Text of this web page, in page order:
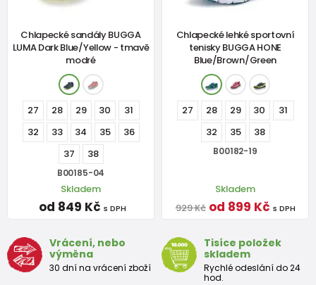
Chlapecké sandály BUGGA
LUMA Dark Blue/Yellow - tmavě
modré
27 28 29 30
31
32
33 34 35
36
37
38
B00185-04
Skladem
od 849 Kč s DPH
Chlapecké lehké sportovní
tenisky BUGGA HONE
Blue/Brown/Green
27 28 29 30
31
32
35 38
B00182-19
Skladem
929 Kč od 899 Kč s DPH
Vrácení, nebo
výměna
30 dní na vrácení zboží
Tisíce položek
skladem
Rychlé odeslání do 24
hod.